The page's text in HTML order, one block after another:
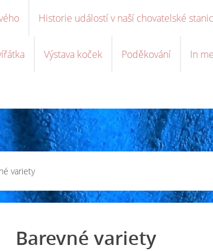
Historie událostí v naší chovatelské
Výstava koček Poděkování In
variety
Barevné variety